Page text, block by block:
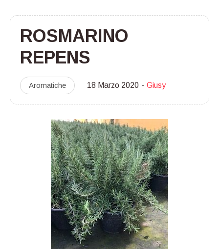
ROSMARINO
REPENS
Aromatiche 18 Marzo 2020 Giusy